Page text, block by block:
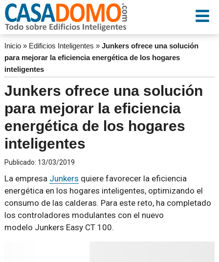
Inicio» Edificios Inteligentes » Junkers ofrece una solución
para mejorar la eficiencia energética de los hogares
inteligentes
Junkers ofrece una solución
para mejorar la eficiencia
energética de los hogares
inteligentes
Publicado: 13/03/2019
La empresa Junkers quiere favorecer la eficiencia
energética en los hogares inteligentes, optimizando el
consumo de las calderas. Para este reto, ha completado
los controladores modulantes con el nuevo
modelo Junkers Easy CT 100.